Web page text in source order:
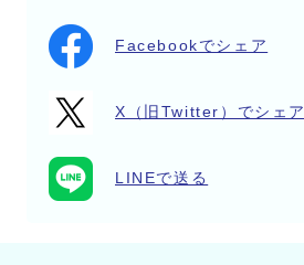
Facebookでシェア
X（旧Twitter）でシェア
LINEで送る